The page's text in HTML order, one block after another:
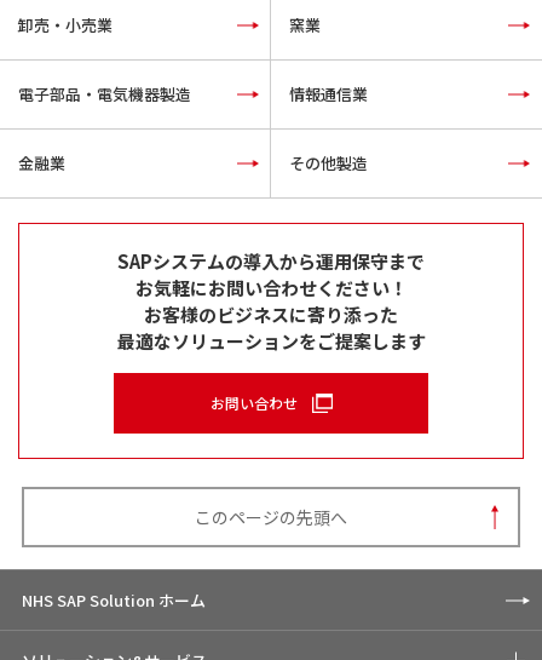
卸売・小売業 窯業
電子部品・電気機器製造 情報通信業
金融業 その他製造
SAPシステムの導入から運用保守まで
お気軽にお問い合わせください！
お客様のビジネスに寄り添った
最適なソリューションをご提案します
お問い合わせ
このページの先頭へ
NHS SAP Solution ホーム